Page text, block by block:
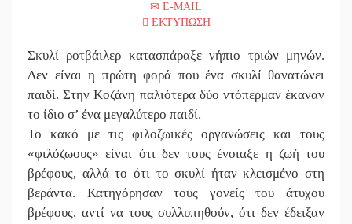
E-MAIL
ΕΚΤΥΠΩΣΗ
Σκυλί ροτβάιλερ κατασπάραξε νήπιο τριών μηνών.
Δεν είναι η πρώτη φορά που ένα σκυλί θανατώνει
παιδί. Στην Κοζάνη παλιότερα δύο ντόπερμαν έκαναν
το ίδιο σ’ ένα μεγαλύτερο παιδί.
Το κακό με τις φιλοζωικές οργανώσεις και τους
«φιλόζωους» είναι ότι δεν τους ένοιαξε η ζωή του
βρέφους, αλλά το ότι το σκυλί ήταν κλεισμένο στη
βεράντα. Κατηγόρησαν τους γονείς του άτυχου
βρέφους, αντί να τους συλλυπηθούν, ότι δεν έδειξαν